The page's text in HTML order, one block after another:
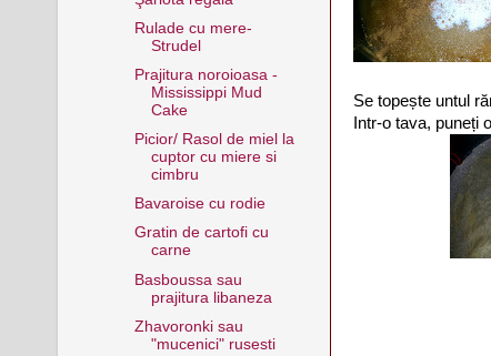
Se topește untul
Intr-o tava, puneți
Rulade cu mere-
Strudel
Prajitura noroioasa -
Mississippi Mud
Cake
Picior/ Rasol de miel la
cuptor cu miere si
cimbru
Bavaroise cu rodie
Gratin de cartofi cu
carne
Basboussa sau
prajitura libaneza
Zhavoronki sau
"mucenici" rusesti